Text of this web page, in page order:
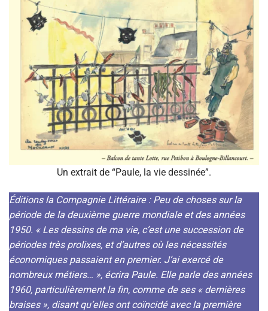
Un extrait de “Paule, la vie dessinée”.
Éditions la Compagnie Littéraire : Peu de choses sur la
période de la deuxième guerre mondiale et des années
1950. « Les dessins de ma vie, c’est une succession de
périodes très prolixes, et d’autres où les nécessités
économiques passaient en premier. J’ai exercé de
nombreux métiers… », écrira Paule. Elle parle des années
1960, particulièrement la fin, comme de ses « dernières
braises », disant qu’elles ont coïncidé avec la première